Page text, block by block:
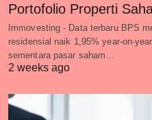
Portofolio Properti
Immovesting - Data terbaru BPS
residensial naik 1,95% year-on-
sementara pasar saham…
2 weeks ago